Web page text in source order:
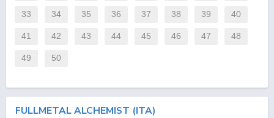
33 34 35 36 37 38 39 40
41 42 43 44 45 46 47 48
49 50
FULLMETAL ALCHEMIST (ITA)